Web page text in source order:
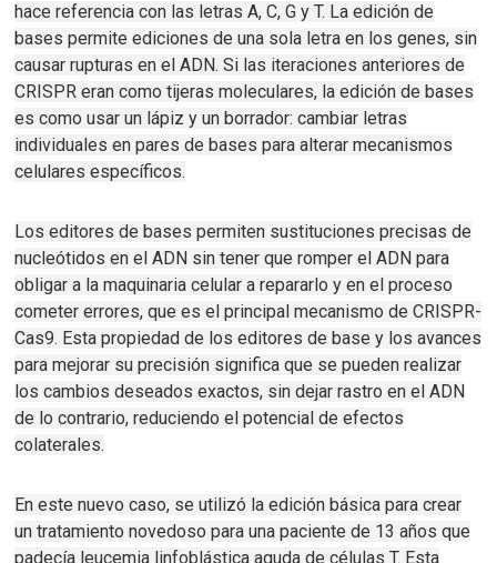
hace referencia con las letras A, C, G y T. La edición de
bases permite ediciones de una sola letra en los genes, sin
causar rupturas en el ADN.Si las iteraciones anteriores de
CRISPR eran como tijeras moleculares, la edición de bases
es como usar un lápiz y un borrador: cambiar letras
individuales en pares de bases para alterar mecanismos
celulares específicos.
Los editores de bases permiten sustituciones precisas de
nucleótidos en el ADN sin tener que romper el ADN para
obligar a la maquinaria celular a repararlo y en el proceso
cometer errores, que es el principal mecanismo de CRISPR-
Cas9. Esta propiedad de los editores de base y los avances
para mejorar su precisión significa que se pueden realizar
los cambios deseados exactos, sin dejar rastro en el ADN
de lo contrario, reduciendo el potencial de efectos
colaterales.
En este nuevo caso, se utilizó la edición básica para crear
un tratamiento novedoso para una paciente de 13 años que
padecía leucemia linfoblástica aguda de células T. Esta